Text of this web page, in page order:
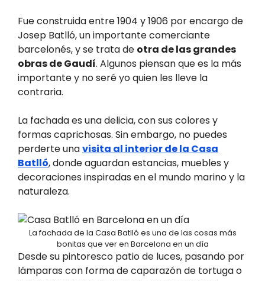
Fue construida entre 1904 y 1906 por encargo de
Josep Batlló, un importante comerciante
barcelonés, y se trata de otra de las grandes
obras de Gaudí. Algunos piensan que es la más
importante y no seré yo quien les lleve la
contraria.
La fachada es una delicia, con sus colores y
formas caprichosas. Sin embargo, no puedes
perderte unavisita al interior de la Casa
Batlló, donde aguardan estancias, muebles y
decoraciones inspiradas en el mundo marino y la
naturaleza.
La fachada de la Casa Batlló es una de las cosas más
bonitas que ver en Barcelona en un día
Desde su pintoresco patio de luces, pasando por
lámparas con forma de caparazón de tortuga o